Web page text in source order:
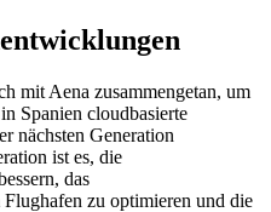
mit Aena zusammengetan, um
Spanien cloudbasierte
nächsten Generation
ist es, die
das
Flughafen zu optimieren und die